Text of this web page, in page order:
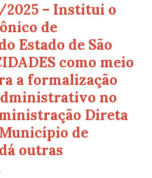
2025 – Institui o
de
Estado de São
como meio
a formalização
no
Direta
de
outras